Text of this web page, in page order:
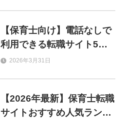
【保育士向け】電話なしで
利用できる転職サイト5
選！連絡がしつこい場合の
2026年3月31日
【2026年最新】保育士転職
サイトおすすめ人気ランキ